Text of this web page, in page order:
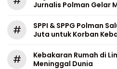
Jurnalis Polman Gelar
#
SPPI & SPPG Polman
Juta untuk Korban
#
Kebakaran Rumah di
Meninggal Dunia